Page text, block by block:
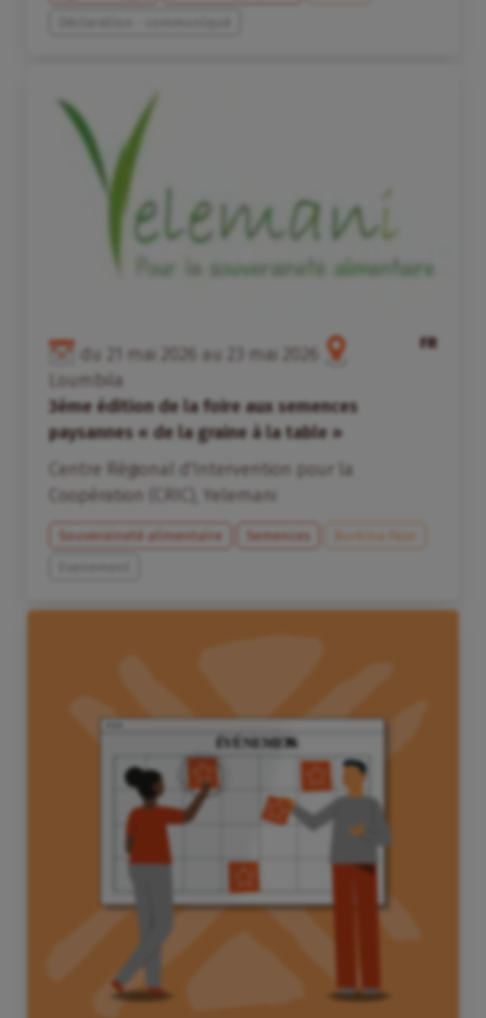
FR
du mai au mai
Loumbila
3ème édition de la foire aux semences
paysannes « de la graine à la table »
Centre Régional d'Intervention pour la
Coopération (CRIC)
Yelemani
Souveraineté alimentaire Semences
Burkina Faso